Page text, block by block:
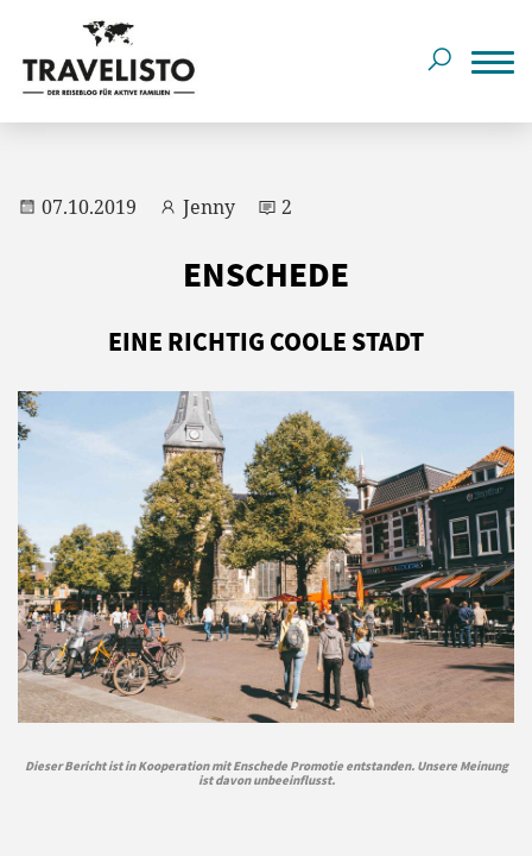
07.10.2019 Jenny 2
ENSCHEDE
EINE RICHTIG COOLE STADT
Dieser Bericht ist in Kooperation mit Enschede Promotie entstanden. Unsere Meinung
ist davon unbeeinflusst.